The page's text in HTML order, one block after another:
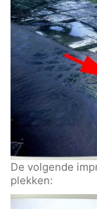
De volgende
plekken: